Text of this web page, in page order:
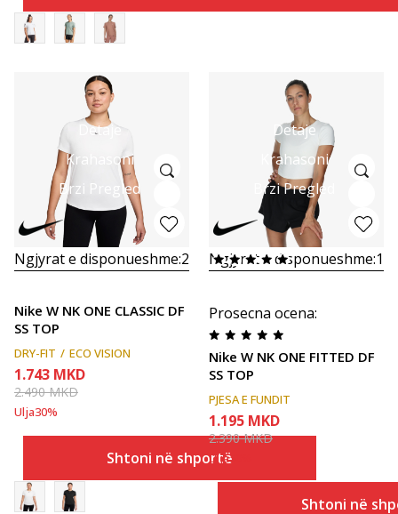
Detaje
Krahasoni
Brzi Pregled
Ngjyrat e disponueshme:2
Nike W NK ONE CLASSIC DF
SS TOP
DRY-FIT ECO VISION
1.743 MKD
2.490MKD
Ulja30%
Shtoni në shportë
Detaje
Krahasoni
Brzi Pregled
Ngjyrat e disponueshme:1
Prosecna ocena:
Nike W NK ONE FITTED DF
SS TOP
PJESA E FUNDIT
1.195 MKD
2.390MKD
Ulja50
Shtoni në